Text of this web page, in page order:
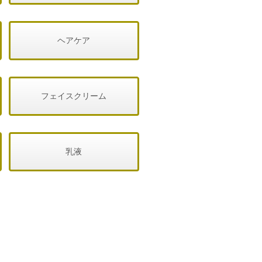
ヘアケア
フェイスクリーム
乳液